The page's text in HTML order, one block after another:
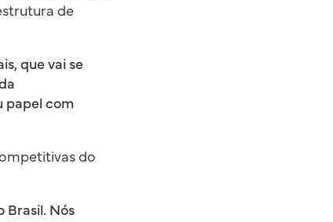
de
que vai se
papel com
do
Brasil. Nós